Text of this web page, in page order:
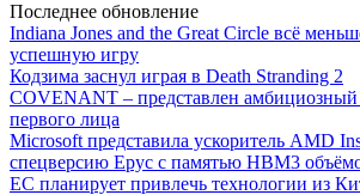
Последнее обновление
Indiana Jones and the Great Circle всё
успешную игру
Кодзима заснул играя в Death Stranding 2
COVENANT – представлен амбициозный
первого лица
Microsoft представила ускоритель AMD
спецверсию Epyc с памятью HBM3
ЕС планирует привлечь технологии из